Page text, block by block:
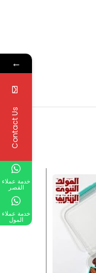
←
Contact Us
خدمة عملاء
القصر
خدمة عملاء
المول